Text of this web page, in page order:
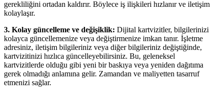
gerekliliğini ortadan kaldırır. Böylece iş ilişkileri hızlanır ve iletişim
kolaylaşır.
3. Kolay güncelleme ve değişiklik: Dijital kartvizitler, bilgilerinizi
kolayca güncellemenize veya değiştirmenize imkan tanır. İşletme
adresiniz, iletişim bilgileriniz veya diğer bilgileriniz değiştiğinde,
kartvizitinizi hızlıca güncelleyebilirsiniz. Bu, geleneksel
kartvizitlerde olduğu gibi yeni bir baskıya veya yeniden dağıtıma
gerek olmadığı anlamına gelir. Zamandan ve maliyetten tasarruf
etmenizi sağlar.